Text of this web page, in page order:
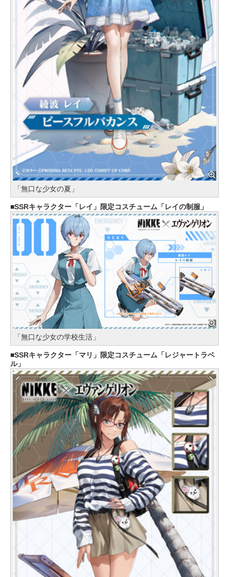
「無口な少女の夏」
SSRキャラクター「レイ」限定コスチューム「レイの制服」
「無口な少女の学校生活」
SSRキャラクター「マリ」限定コスチューム「レジャートラベ
ル」